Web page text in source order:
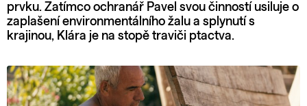
prvku. Zatímco ochranář Pavel svou činností usiluje o
zaplašení environmentálního žalu a splynutí s
krajinou, Klára je na stopě traviči ptactva.